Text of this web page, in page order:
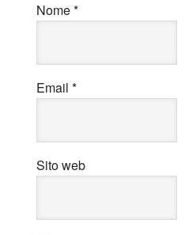
Nome*
Email *
Sito web